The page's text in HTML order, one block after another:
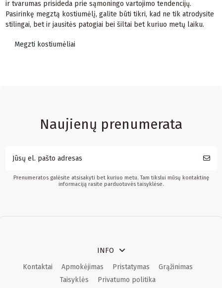
ir tvarumas prisideda prie sąmoningo vartojimo tendencijų.
Pasirinkę megztą kostiumėlį, galite būti tikri, kad ne tik atrodysite
stilingai, bet ir jausitės patogiai bei šiltai bet kuriuo metų laiku.
Megzti kostiumėliai
Naujienų prenumerata
Prenumeratos galėsite atsisakyti bet kuriuo metu. Tam tikslui mūsų kontaktinę
informaciją rasite parduotuvės taisyklėse.
INFO
Kontaktai Apmokėjimas Pristatymas
Grąžinimas
Taisyklės
Privatumo politika